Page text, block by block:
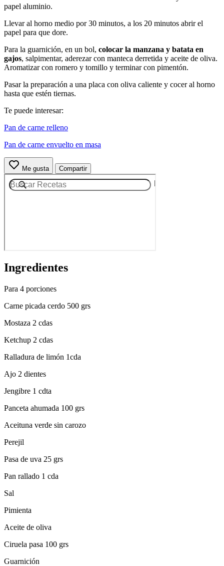
papel aluminio.
Llevar al horno medio por 30 minutos, a los 20 minutos abrir el
papel para que dore.
Para la guarnición, en un bol, colocar la manzana y batata en
gajos, salpimentar, aderezar con manteca derretida y aceite de oliva.
Aromatizar con romero y tomillo y terminar con pimentón.
Pasar la preparación a una placa con oliva caliente y cocer al horno
hasta que estén tiernas.
Te puede interesar:
Pan de carne relleno
Pan de carne envuelto en masa
Me gusta Compartir
Ingredientes
Para 4 porciones
Carne picada cerdo 500 grs
Mostaza 2 cdas
Ketchup 2 cdas
Ralladura de limón 1cda
Ajo 2 dientes
Jengibre 1 cdta
Panceta ahumada 100 grs
Aceituna verde sin carozo
Perejil
Pasa de uva 25 grs
Pan rallado 1 cda
Sal
Pimienta
Aceite de oliva
Ciruela pasa 100 grs
Guarnición